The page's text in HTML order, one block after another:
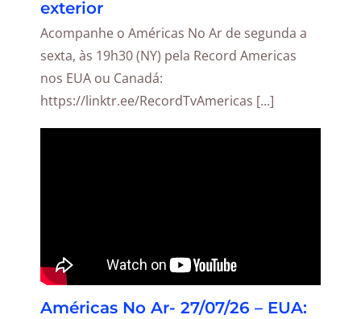
exterior
Acompanhe o Américas No Ar de segunda a
sexta, às 19h30 (NY) pela Record Americas
nos EUA ou Canadá:
https://linktr.ee/RecordTvAmericas [...]
Américas No Ar- 27/07/26 – EUA: